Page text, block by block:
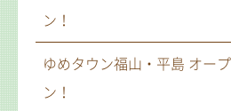
ン！
ゆめタウン福山・平島 オー
ン！